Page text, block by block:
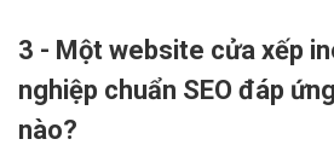
3 - Một website cửa xếp
nghiệp chuẩn SEO đáp
nào?